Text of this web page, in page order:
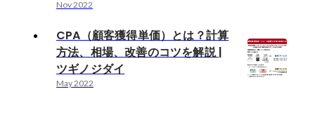
Nov 2022
CPA（顧客獲得単価）とは？計算
方法、相場、改善のコツを解説 |
ツギノジダイ
May 2022